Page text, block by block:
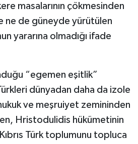
masalarının çökmesinden
ne de güneyde yürütülen
yararına olmadığı ifade
“egemen eşitlik”
dünyadan daha da izole
ve meşruiyet zemininden
Hristodulidis hükümetinin
Kıbrıs Türk toplumunu topluca